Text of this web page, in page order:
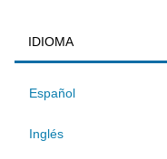
IDIOMA
Español
Inglés